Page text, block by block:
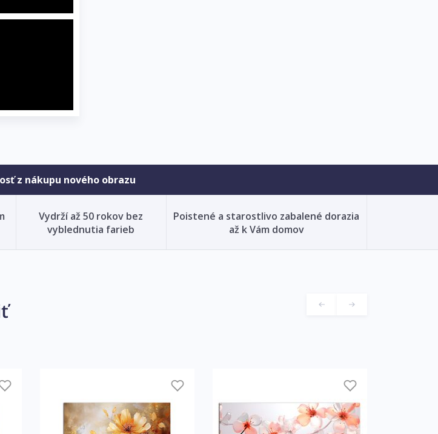
z nákupu nového obrazu
Vydrží až 50 rokov bez
vyblednutia farieb
Poistené a starostlivo zabalené dorazia
až k Vám domov